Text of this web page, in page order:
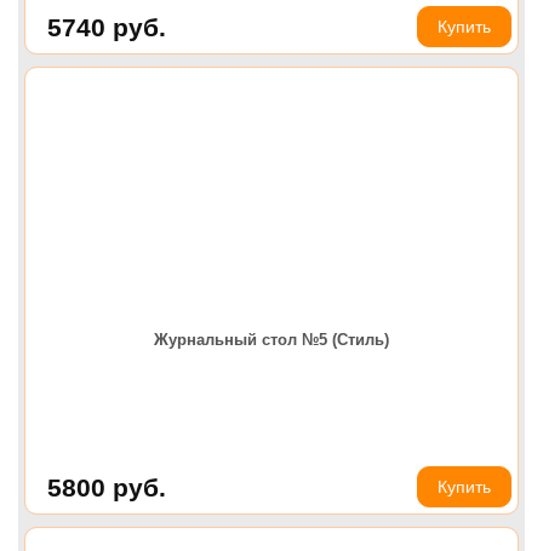
5740 руб. Купить
Журнальный стол №5 (Стиль)
5800 руб. Купить